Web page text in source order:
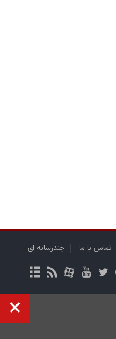
تماس با ما چندرسانه ای